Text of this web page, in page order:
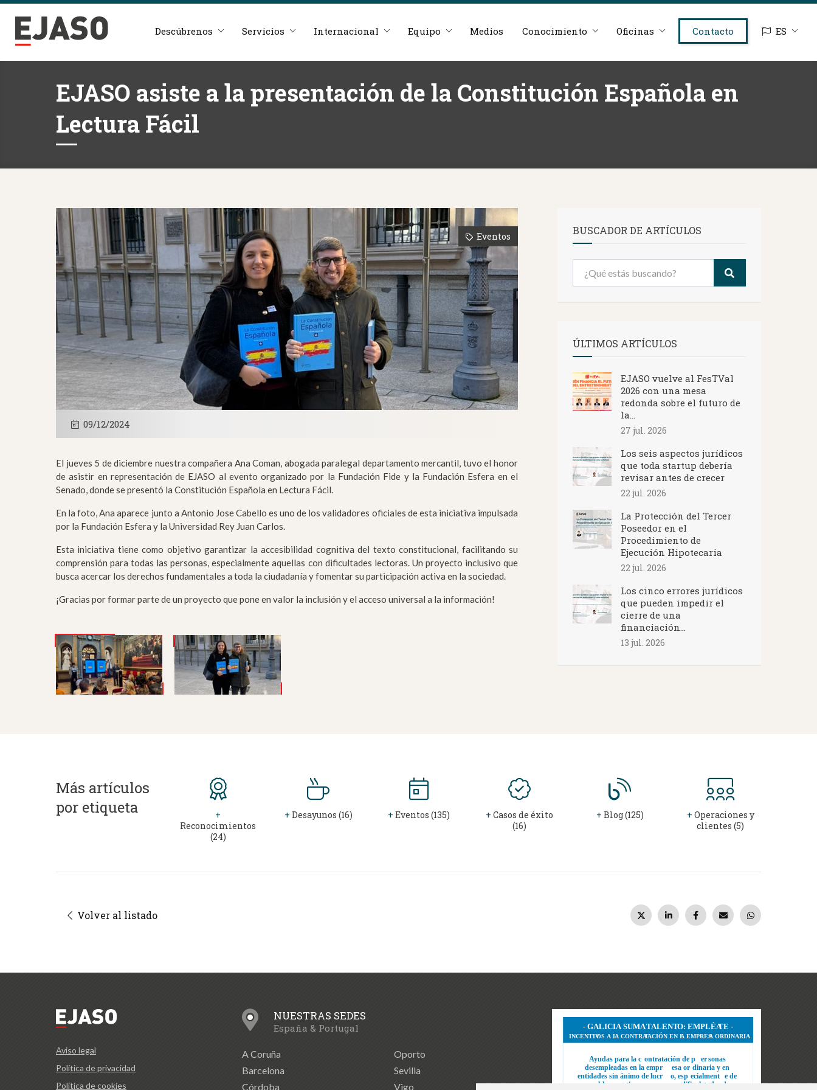
Descúbrenos Servicios Internacional Equipo Medios Conocimiento Oficinas Contacto ES
EJASO asiste a la presentación de la Constitución Española en
Lectura Fácil
Eventos
09/12/2024
El jueves 5 de diciembre nuestra compañera Ana Coman, abogada paralegal departamento mercantil, tuvo el honor
de asistir en representación de EJASO al evento organizado por la Fundación Fide y la Fundación Esfera en el
Senado, donde se presentó la Constitución Española en Lectura Fácil.
En la foto, Ana aparece junto a Antonio Jose Cabello es uno de los validadores oficiales de esta iniciativa impulsada
por la Fundación Esfera y la Universidad Rey Juan Carlos.
Esta iniciativa tiene como objetivo garantizar la accesibilidad cognitiva del texto constitucional, facilitando su
comprensión para todas las personas, especialmente aquellas con dificultades lectoras. Un proyecto inclusivo que
busca acercar los derechos fundamentales a toda la ciudadanía y fomentar su participación activa en la sociedad.
¡Gracias por formar parte de un proyecto que pone en valor la inclusión y el acceso universal a la información!
BUSCADOR DE ARTÍCULOS
ÚLTIMOS ARTÍCULOS
EJASO vuelve al FesTVal
2026 con una mesa
redonda sobre el futuro de
la...
27 jul. 2026
Los seis aspectos jurídicos
que toda startup debería
revisar antes de crecer
22 jul. 2026
La Protección del Tercer
Poseedor en el
Procedimiento de
Ejecución Hipotecaria
22 jul. 2026
Los cinco errores jurídicos
que pueden impedir el
cierre de una
financiación...
13 jul. 2026
Más artículos
por etiqueta
+
Reconocimientos
(24)
+ Desayunos (16) + Eventos (135) + Casos de éxito
(16)
+ Blog (125) + Operaciones y
clientes (5)
Volver al listado
Aviso legal
Política de privacidad
Política de cookies
NUESTRAS SEDES
España & Portugal
A Coruña
Barcelona
Córdoba
Oporto
Sevilla
Vigo